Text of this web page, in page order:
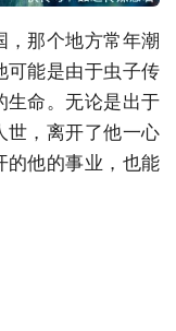
，那个地方常年潮
可能是由于虫子传
生命。无论是出于
世，离开了他一心
的他的事业，也能